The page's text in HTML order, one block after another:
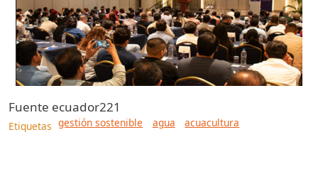
Fuente ecuador221
Etiquetas gestión sostenible agua acuacultura